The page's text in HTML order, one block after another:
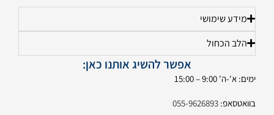
מידע שימושי
הלב הכחול
אפשר להשיג אותנו כאן:
ימים: א'-ה' 9:00 – 15:00
בוואטסאפ: 055-9626893